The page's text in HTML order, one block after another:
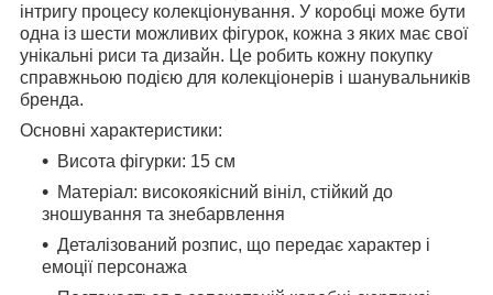
інтригу процесу колекціонування. У коробці може бути
одна із шести можливих фігурок, кожна з яких має свої
унікальні риси та дизайн. Це робить кожну покупку
справжньою подією для колекціонерів і шанувальників
бренда.
Основні характеристики:
Висота фігурки: 15 см
Матеріал: високоякісний вініл, стійкий до
зношування та знебарвлення
Деталізований розпис, що передає характер і
емоції персонажа